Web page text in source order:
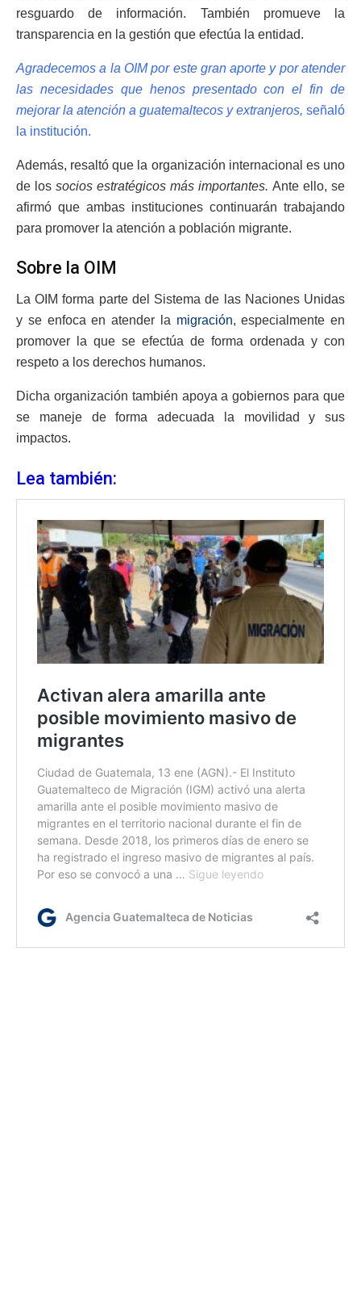
resguardo de información. También promueve la
transparencia en la gestión que efectúa la entidad.
Agradecemos a la OIM por este gran aporte y por atender
las necesidades que henos presentado con el fin de
mejorar la atención a guatemaltecos y extranjeros, señaló
la institución.
Además, resaltó que la organización internacional es uno
de los socios estratégicos más importantes. Ante ello, se
afirmó que ambas instituciones continuarán trabajando
para promover la atención a población migrante.
Sobre la OIM
La OIM forma parte del Sistema de las Naciones Unidas
y se enfoca en atender la migración, especialmente en
promover la que se efectúa de forma ordenada y con
respeto a los derechos humanos.
Dicha organización también apoya a gobiernos para que
se maneje de forma adecuada la movilidad y sus
impactos.
Lea también: